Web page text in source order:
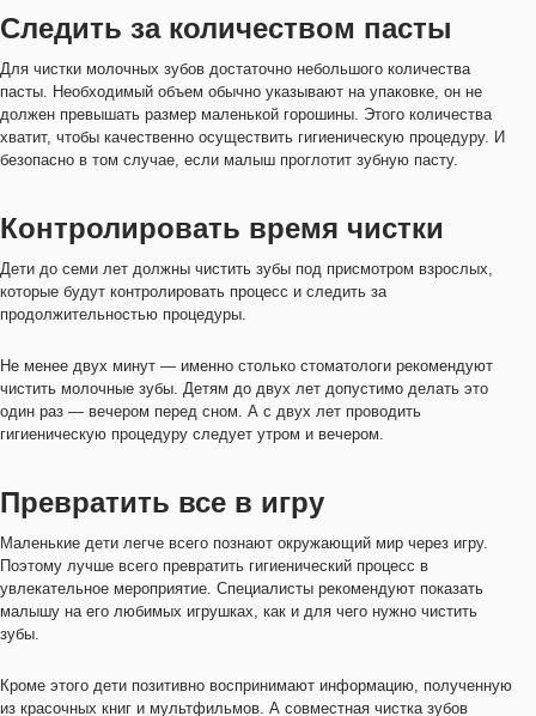
Следить за количеством пасты
Для чистки молочных зубов достаточно небольшого количества
пасты. Необходимый объем обычно указывают на упаковке, он не
должен превышать размер маленькой горошины. Этого количества
хватит, чтобы качественно осуществить гигиеническую процедуру. И
безопасно в том случае, если малыш проглотит зубную пасту.
Контролировать время чистки
Дети до семи лет должны чистить зубы под присмотром взрослых,
которые будут контролировать процесс и следить за
продолжительностью процедуры.
Не менее двух минут — именно столько стоматологи рекомендуют
чистить молочные зубы. Детям до двух лет допустимо делать это
один раз — вечером перед сном. А с двух лет проводить
гигиеническую процедуру следует утром и вечером.
Превратить все в игру
Маленькие дети легче всего познают окружающий мир через игру.
Поэтому лучше всего превратить гигиенический процесс в
увлекательное мероприятие. Специалисты рекомендуют показать
малышу на его любимых игрушках, как и для чего нужно чистить
зубы.
Кроме этого дети позитивно воспринимают информацию, полученную
из красочных книг и мультфильмов. А совместная чистка зубов